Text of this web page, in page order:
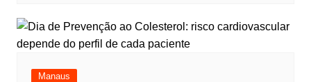
Manaus